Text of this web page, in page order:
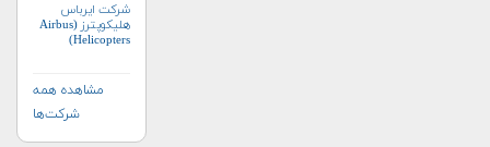
شرکت ایرباس
هلیکوپترز (Airbus
Helicopters)
مشاهده همه
شرکت‌ها